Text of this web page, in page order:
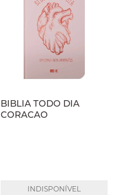
BIBLIA TODO DIA
CORACAO
INDISPONÍVEL